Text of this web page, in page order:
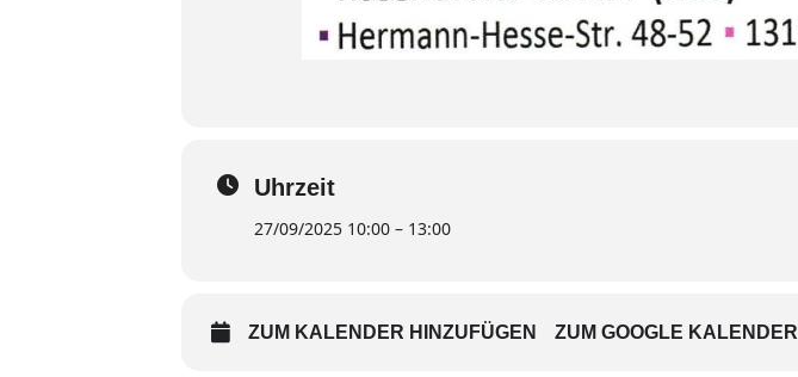
Uhrzeit
27/09/2025 10:00 – 13:00
ZUM KALENDER HINZUFÜGEN ZUM GOOGLE KALENDER